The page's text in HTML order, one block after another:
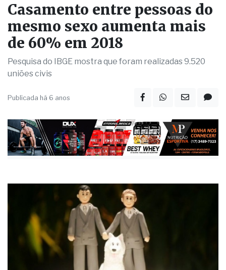
Casamento entre pessoas do
mesmo sexo aumenta mais
de 60% em 2018
Pesquisa do IBGE mostra que foram realizadas 9.520
uniões civis
Publicada há 6 anos